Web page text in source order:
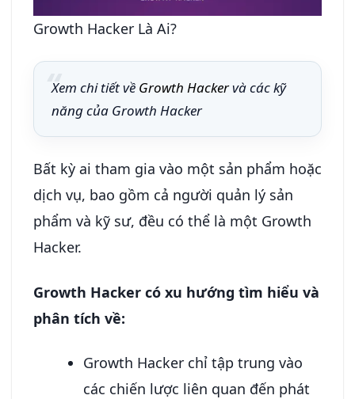
Growth Hacker Là Ai?
Xem chi tiết về Growth Hackervà các kỹ
năng của Growth Hacker
Bất kỳ ai tham gia vào một sản phẩm hoặc
dịch vụ, bao gồm cả người quản lý sản
phẩm và kỹ sư, đều có thể là một Growth
Hacker.
Growth Hacker có xu hướng tìm hiểu và
phân tích về:
Growth Hacker chỉ tập trung vào
các chiến lược liên quan đến phát